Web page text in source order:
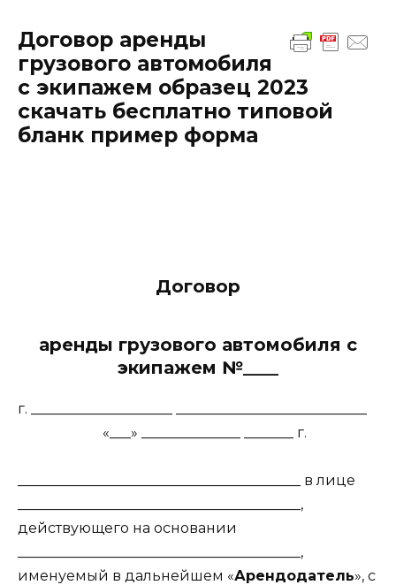
Договор аренды
грузового автомобиля
с экипажем образец 2023
скачать бесплатно типовой
бланк пример форма
Договор
аренды грузового автомобиля с
экипажем №____
г. ____________________ ___________________________
«___» ______________ _______ г.
________________________________________ в лице
________________________________________,
действующего на основании
________________________________________,
именуемый в дальнейшем «Арендодатель», с